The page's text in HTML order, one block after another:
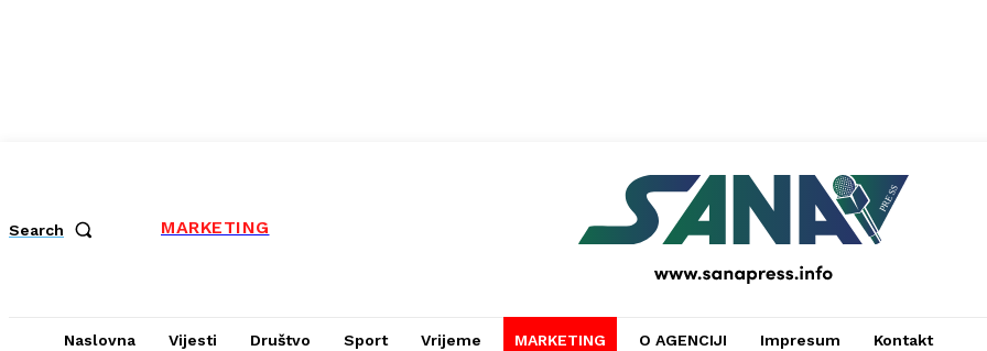
Search MARKETING
PRESS
Naslovna Vijesti Društvo Sport Vrijeme MARKETING O AGENCIJI Impresum Kontakt